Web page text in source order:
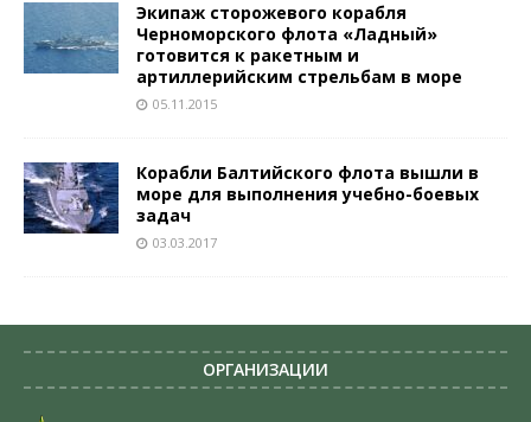
Экипаж сторожевого корабля
Черноморского флота «Ладный»
готовится к ракетным и
артиллерийским стрельбам в море
05.11.2015
Корабли Балтийского флота вышли в
море для выполнения учебно-боевых
задач
03.03.2017
ОРГАНИЗАЦИИ